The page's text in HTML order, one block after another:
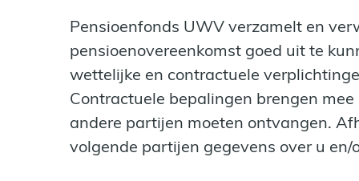
Pensioenfonds UWV verzamelt en
pensioenovereenkomst goed uit te
wettelijke en contractuele
Contractuele bepalingen brengen
andere partijen moeten ontvangen.
volgende partijen gegevens over u